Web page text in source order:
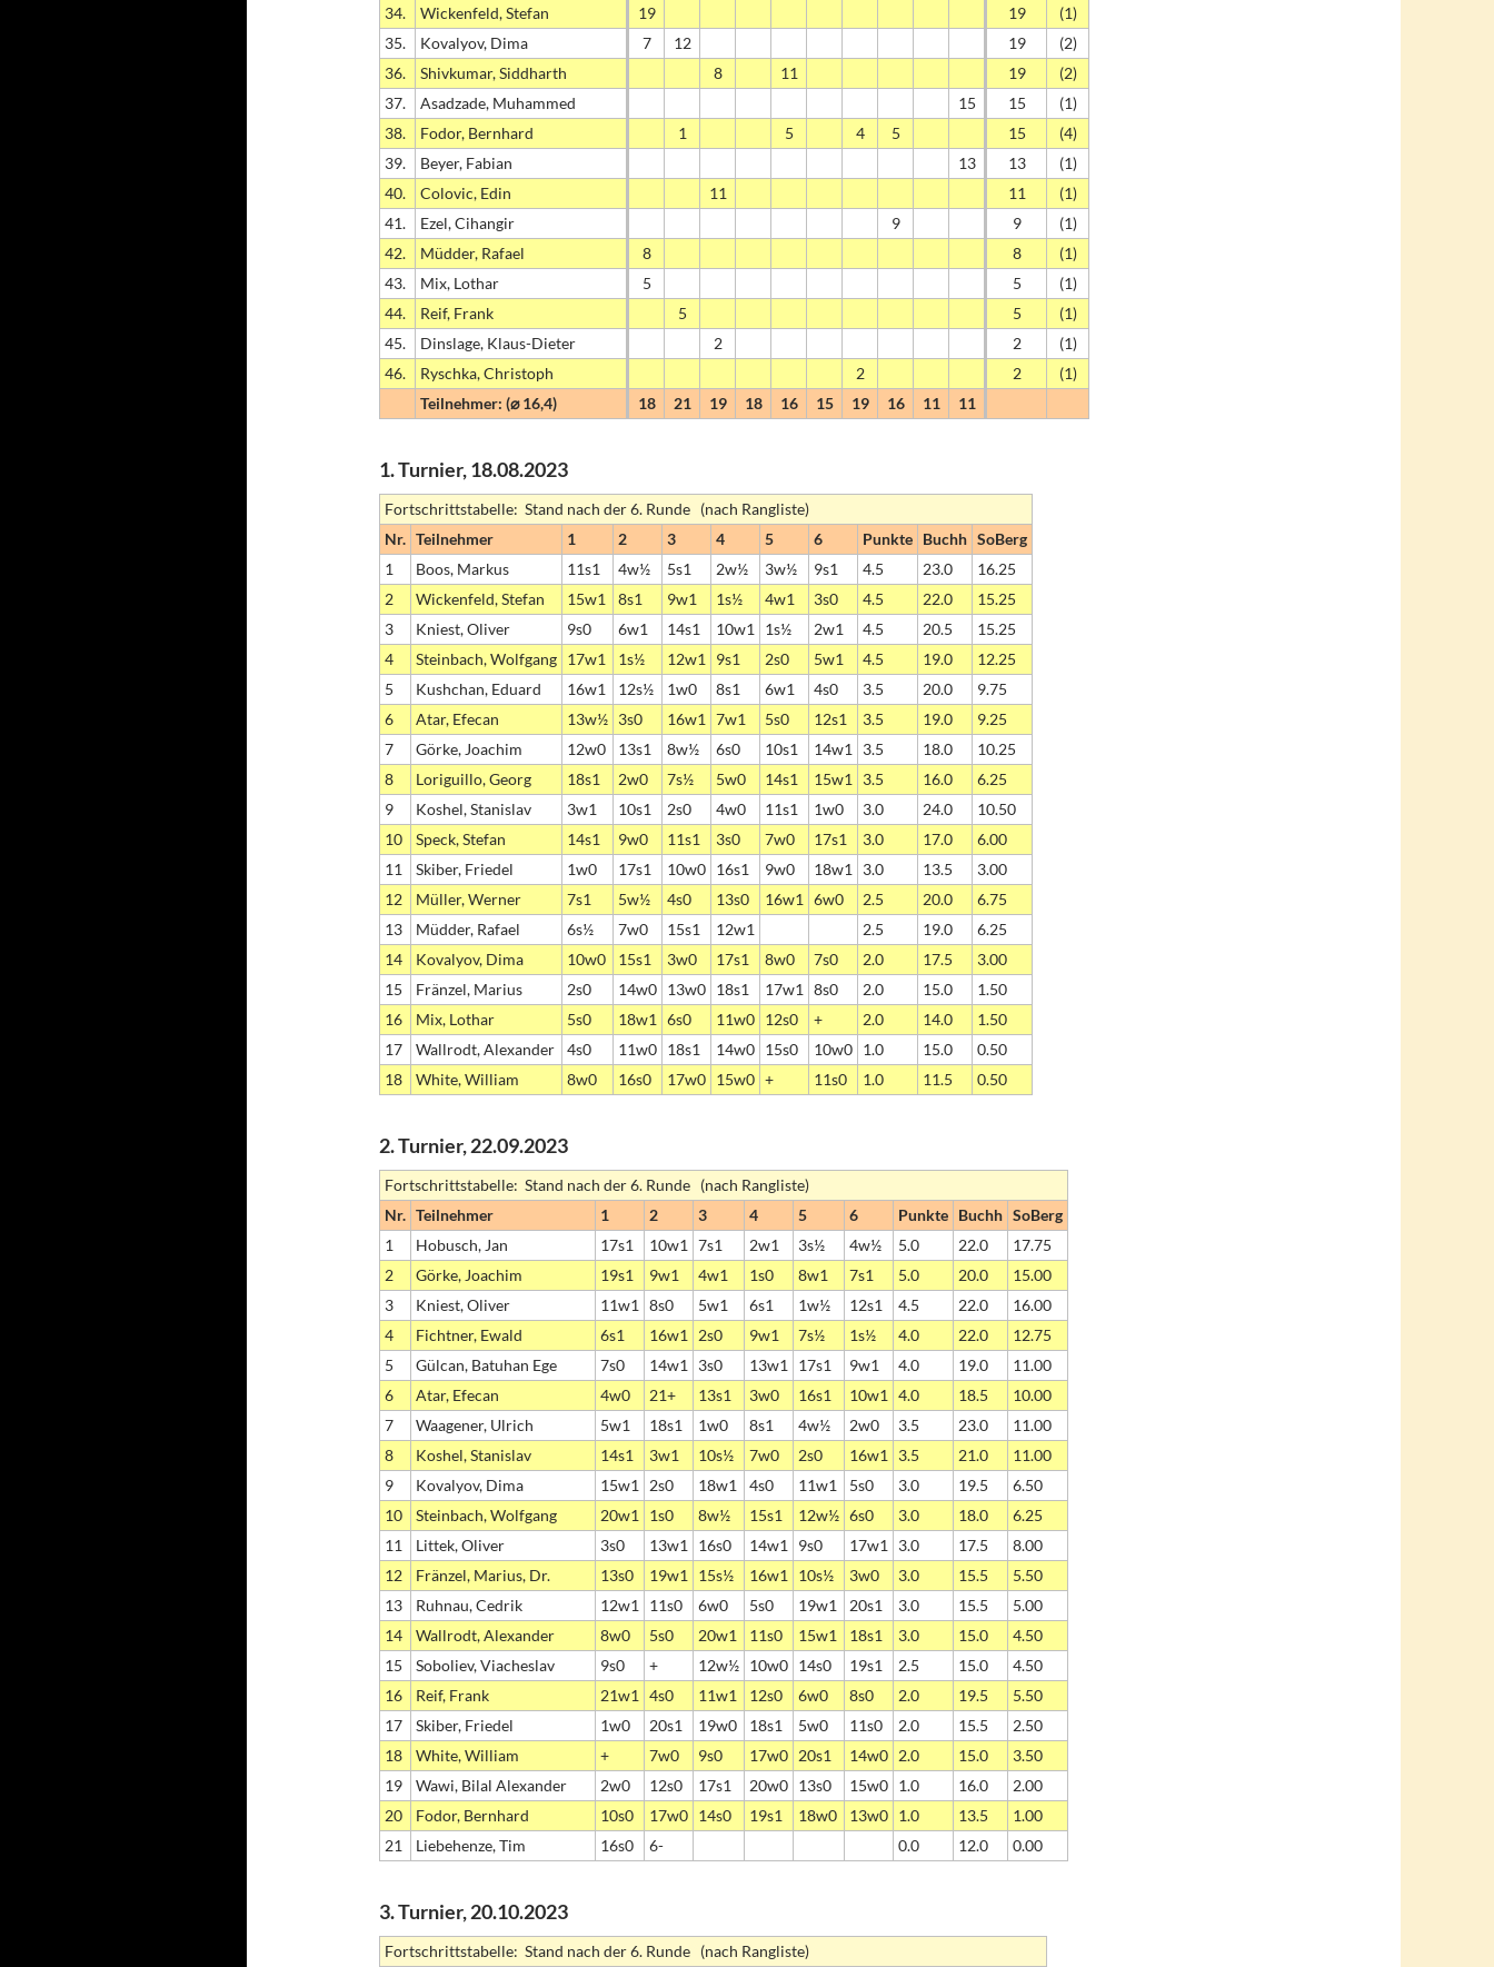
34.
Wickenfeld, Stefan 19 19
(1)
35.
Kovalyov, Dima 7 12 19
(2)
36.
Shivkumar, Siddharth 8 11 19
(2)
37.
Asadzade, Muhammed 15 15
(1)
38.
Fodor, Bernhard 1 5 4 5 15
(4)
39.
Beyer, Fabian 13 13
(1)
40.
Colovic, Edin 11 11
(1)
41.
Ezel, Cihangir 9 9
(1)
42.
Müdder, Rafael 8 8
(1)
43.
Mix, Lothar 5 5
(1)
44.
Reif, Frank 5 5
(1)
45.
Dinslage, Klaus-Dieter 2 2
(1)
46.
Ryschka, Christoph 2 2
(1)
Teilnehmer: (⌀ 16,4)
18 21 19 18 16 15 19 16 11 11
1. Turnier, 18.08.2023
Fortschrittstabelle: Stand nach der 6. Runde (nach Rangliste)
Nr. Teilnehmer 1 2 3 4 5 6 Punkte Buchh SoBerg
1
Boos, Markus 11s1 4w½ 5s1 2w½ 3w½ 9s1 4.5 23.0
16.25
2
Wickenfeld, Stefan 15w1 8s1 9w1 1s½ 4w1 3s0 4.5 22.0
15.25
3
Kniest, Oliver 9s0 6w1 14s1 10w1 1s½ 2w1 4.5 20.5
15.25
4
Steinbach, Wolfgang 17w1 1s½ 12w1 9s1 2s0 5w1 4.5 19.0
12.25
5
Kushchan, Eduard 16w1 12s½ 1w0 8s1 6w1 4s0 3.5 20.0
9.75
6
Atar, Efecan 13w½ 3s0 16w1 7w1 5s0 12s1 3.5 19.0
9.25
7
Görke, Joachim 12w0 13s1 8w½ 6s0 10s1 14w1 3.5 18.0
10.25
8
Loriguillo, Georg 18s1 2w0 7s½ 5w0 14s1 15w1 3.5 16.0
6.25
9
Koshel, Stanislav 3w1 10s1 2s0 4w0 11s1 1w0 3.0 24.0
10.50
10
Speck, Stefan 14s1 9w0 11s1 3s0 7w0 17s1 3.0 17.0
6.00
11
Skiber, Friedel 1w0 17s1 10w0 16s1 9w0 18w1 3.0 13.5
3.00
12
Müller, Werner 7s1 5w½ 4s0 13s0 16w1 6w0 2.5 20.0
6.75
13
Müdder, Rafael 6s½ 7w0 15s1 12w1 2.5 19.0
6.25
14
Kovalyov, Dima 10w0 15s1 3w0 17s1 8w0 7s0 2.0 17.5
3.00
15
Fränzel, Marius 2s0 14w0 13w0 18s1 17w1 8s0 2.0 15.0
1.50
16
Mix, Lothar 5s0 18w1 6s0 11w0 12s0 + 2.0 14.0
1.50
17
Wallrodt, Alexander 4s0 11w0 18s1 14w0 15s0 10w0 1.0 15.0
0.50
18
White, William 8w0 16s0 17w0 15w0 + 11s0 1.0 11.5 0.50
2. Turnier, 22.09.2023
Fortschrittstabelle: Stand nach der 6. Runde (nach Rangliste)
Nr. Teilnehmer 1 2 3 4 5 6 Punkte Buchh SoBerg
1
Hobusch, Jan 17s1 10w1 7s1 2w1 3s½ 4w½ 5.0 22.0
17.75
2
Görke, Joachim 19s1 9w1 4w1 1s0 8w1 7s1 5.0 20.0
15.00
3
Kniest, Oliver 11w1 8s0 5w1 6s1 1w½ 12s1 4.5 22.0
16.00
4
Fichtner, Ewald 6s1 16w1 2s0 9w1 7s½ 1s½ 4.0 22.0
12.75
5
Gülcan, Batuhan Ege 7s0 14w1 3s0 13w1 17s1 9w1 4.0 19.0
11.00
6
Atar, Efecan 4w0 21+ 13s1 3w0 16s1 10w1 4.0 18.5
10.00
7
Waagener, Ulrich 5w1 18s1 1w0 8s1 4w½ 2w0 3.5 23.0
11.00
8
Koshel, Stanislav 14s1 3w1 10s½ 7w0 2s0 16w1 3.5 21.0
11.00
9
Kovalyov, Dima 15w1 2s0 18w1 4s0 11w1 5s0 3.0 19.5
6.50
10
Steinbach, Wolfgang 20w1 1s0 8w½ 15s1 12w½ 6s0 3.0 18.0
6.25
11
Littek, Oliver 3s0 13w1 16s0 14w1 9s0 17w1 3.0 17.5
8.00
12
Fränzel, Marius, Dr. 13s0 19w1 15s½ 16w1 10s½ 3w0 3.0 15.5
5.50
13
Ruhnau, Cedrik 12w1 11s0 6w0 5s0 19w1 20s1 3.0 15.5
5.00
14
Wallrodt, Alexander 8w0 5s0 20w1 11s0 15w1 18s1 3.0 15.0
4.50
15
Soboliev, Viacheslav 9s0 + 12w½ 10w0 14s0 19s1 2.5 15.0
4.50
16
Reif, Frank 21w1 4s0 11w1 12s0 6w0 8s0 2.0 19.5
5.50
17
Skiber, Friedel 1w0 20s1 19w0 18s1 5w0 11s0 2.0 15.5
2.50
18
White, William + 7w0 9s0 17w0 20s1 14w0 2.0 15.0
3.50
19
Wawi, Bilal Alexander 2w0 12s0 17s1 20w0 13s0 15w0 1.0 16.0
2.00
20
Fodor, Bernhard 10s0 17w0 14s0 19s1 18w0 13w0 1.0 13.5
1.00
21
Liebehenze, Tim 16s0 6- 0.0 12.0 0.00
3. Turnier, 20.10.2023
Fortschrittstabelle: Stand nach der 6. Runde (nach Rangliste)